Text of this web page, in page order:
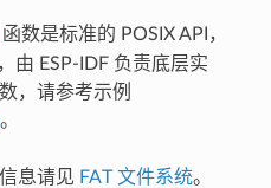
函数是标准的 POSIX API，
由 ESP-IDF 负责底层实
，请参考示例
。
息请见 FAT 文件系统。